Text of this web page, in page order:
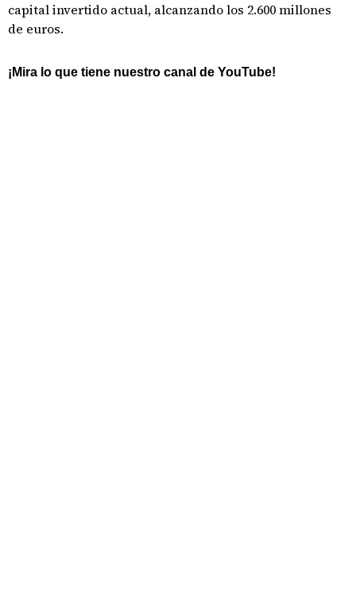
capital invertido actual, alcanzando los 2.600 millones
de euros.
¡Mira lo que tiene nuestro canal de YouTube!